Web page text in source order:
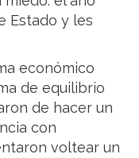
Estado y les
económico
de equilibrio
de hacer un
con
voltear un